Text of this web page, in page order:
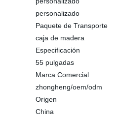
personalizado
Paquete de Transporte
caja de madera
Especificación
55 pulgadas
Marca Comercial
zhongheng/oem/odm
Origen
China